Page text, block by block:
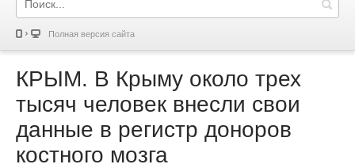
Полная версия сайта
КРЫМ. В Крыму около трех
тысяч человек внесли свои
данные в регистр доноров
костного мозга